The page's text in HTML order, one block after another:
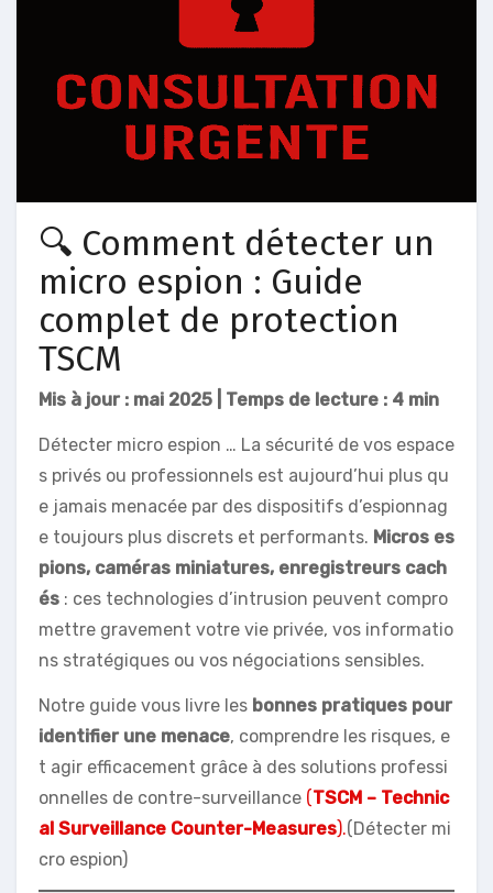
🔍 Comment détecter un
micro espion : Guide
complet de protection
TSCM
Mis à jour : mai 2025 | Temps de lecture : 4 min
Détecter micro espion … La sécurité de vos espace
s privés ou professionnels est aujourd’hui plus qu
e jamais menacée par des dispositifs d’espionnag
e toujours plus discrets et performants. Micros es
pions, caméras miniatures, enregistreurs cach
és : ces technologies d’intrusion peuvent compro
mettre gravement votre vie privée, vos informatio
ns stratégiques ou vos négociations sensibles.
Notre guide vous livre les bonnes pratiques pour
identifier une menace, comprendre les risques, e
t agir efficacement grâce à des solutions professi
onnelles de contre-surveillance (TSCM – Technic
al Surveillance Counter-Measures).(Détecter mi
cro espion)